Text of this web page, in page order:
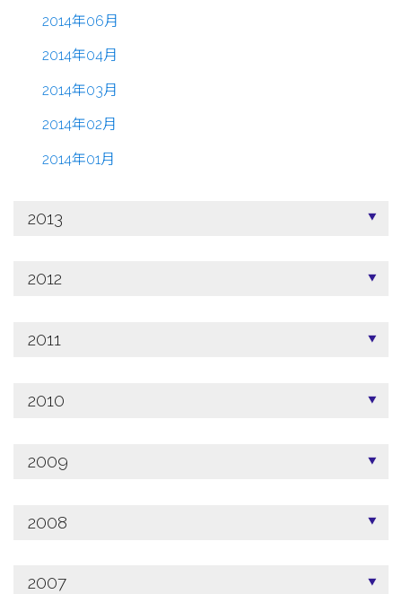
2014年06月
2014年04月
2014年03月
2014年02月
2014年01月
2013
2012
2011
2010
2009
2008
2007